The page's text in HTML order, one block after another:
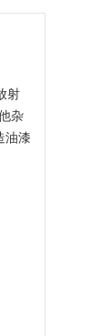
射
杂
油漆